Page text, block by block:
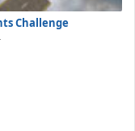
Challenge